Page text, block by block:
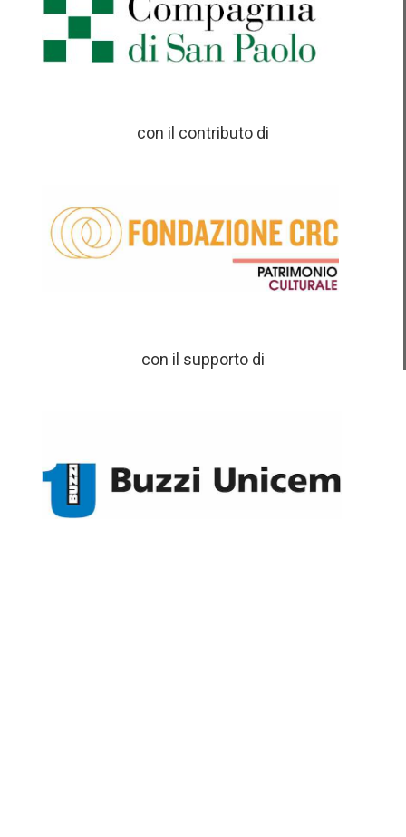
con il contributo di
con il supporto di